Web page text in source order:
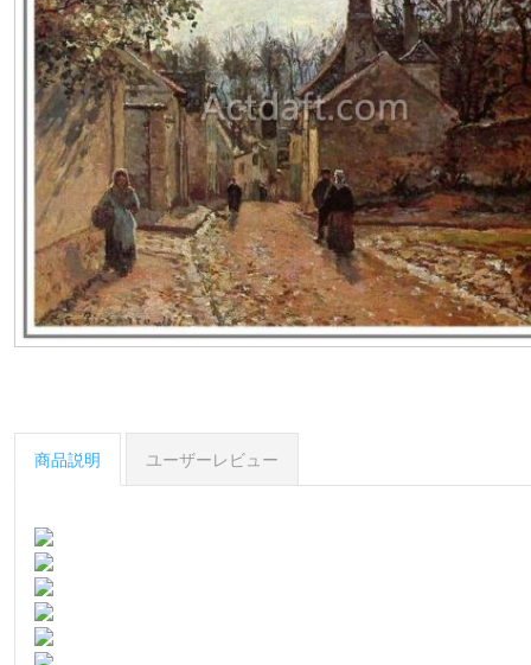
商品説明 ユーザーレビュー